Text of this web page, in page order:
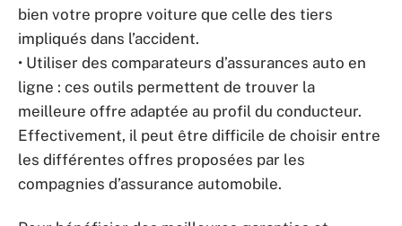
bien votre propre voiture que celle des tiers
impliqués dans l’accident.
• Utiliser des comparateurs d’assurances auto en
ligne : ces outils permettent de trouver la
meilleure offre adaptée au profil du conducteur.
Effectivement, il peut être difficile de choisir entre
les différentes offres proposées par les
compagnies d’assurance automobile.